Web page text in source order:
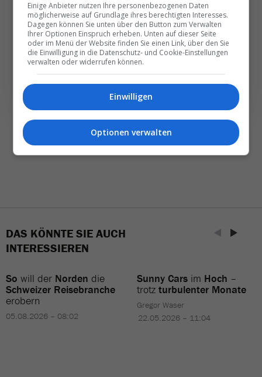
Täglich oder wöchentlich, mit mehr Insights oder
weniger. Bei Travel­news haben Sie die Wahl.
NEWSLETTER ENTDECKEN
DAS KÖNNTE SIE AUCH
INTERESSIEREN
So will der Norden die
Schweizer Reisebranche
erobern
05.08.2026 – 08:02
Sunny Cars im Hoch –
trotz turbulenter Monate
Gregor Waser
22.05.2026 – 11:04
Einige Anbieter nutzen Ihre personenbezogenen Daten
möglicherweise auf Grundlage ihres berechtigten Interesses.
Dagegen können Sie unten über den Button zum Verwalten
Ihrer Optionen Einspruch erheben. Unten auf dieser Seite
oder im Menü der Website finden Sie einen Link, über den Sie
die Einwilligung in die Datenschutz- und Cookie-Einstellungen
verwalten oder widerrufen können.
Einwilligen
Optionen verwalten